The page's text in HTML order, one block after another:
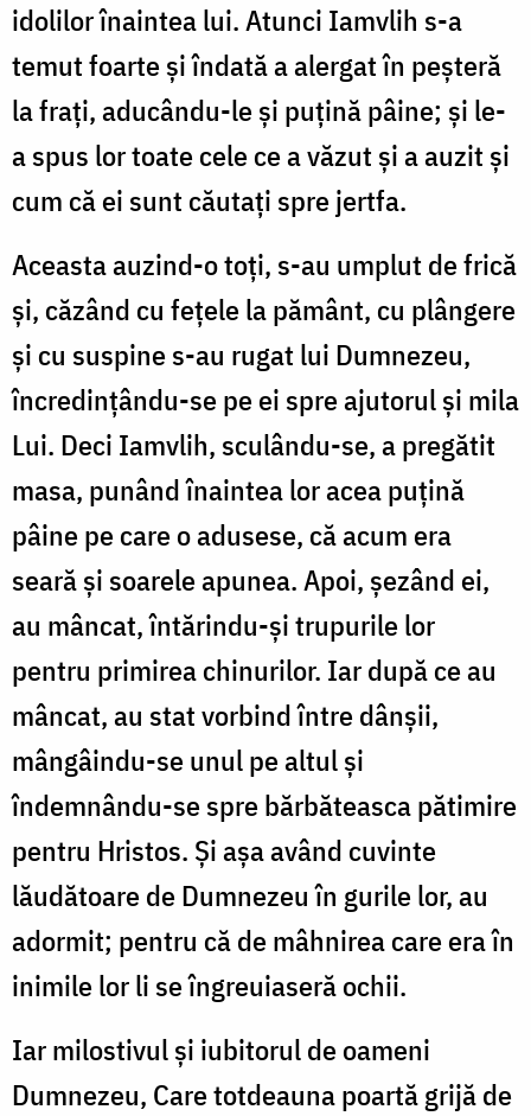
idolilor înaintea lui. Atunci Iamvlih s-a
temut foarte și îndată a alergat în peșteră
la frați, aducându-le și puțină pâine; și le-
a spus lor toate cele ce a văzut și a auzit și
cum că ei sunt căutați spre jertfa.
Aceasta auzind-o toți, s-au umplut de frică
și, căzând cu fețele la pământ, cu plângere
și cu suspine s-au rugat lui Dumnezeu,
încredințându-se pe ei spre ajutorul și mila
Lui. Deci Iamvlih, sculându-se, a pregătit
masa, punând înaintea lor acea puțină
pâine pe care o adusese, că acum era
seară și soarele apunea. Apoi, șezând ei,
au mâncat, întărindu-și trupurile lor
pentru primirea chinurilor. Iar după ce au
mâncat, au stat vorbind între dânșii,
mângâindu-se unul pe altul și
îndemnându-se spre bărbăteasca pătimire
pentru Hristos. Și așa având cuvinte
lăudătoare de Dumnezeu în gurile lor, au
adormit; pentru că de mâhnirea care era în
inimile lor li se îngreuiaseră ochii.
Iar milostivul și iubitorul de oameni
Dumnezeu, Care totdeauna poartă grijă de